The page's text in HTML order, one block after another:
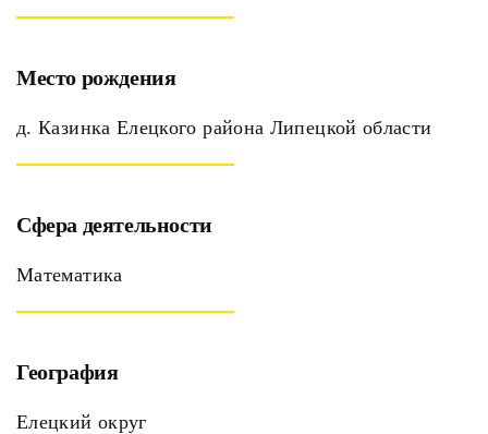
Место рождения
д. Казинка Елецкого района Липецкой области
Сфера деятельности
Математика
География
Елецкий округ